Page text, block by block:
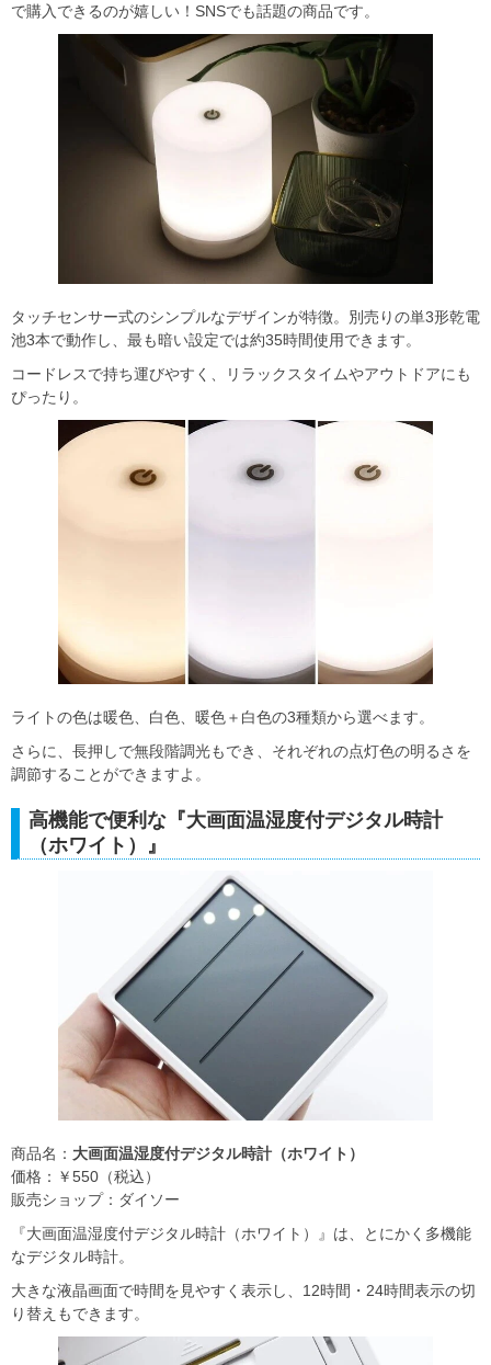
で購入できるのが嬉しい！SNSでも話題の商品です。
タッチセンサー式のシンプルなデザインが特徴。別売りの単3形乾電
池3本で動作し、最も暗い設定では約35時間使用できます。
コードレスで持ち運びやすく、リラックスタイムやアウトドアにも
ぴったり。
​ライトの色は暖色、白色、暖色＋白色の3種類から選べます。
さらに、長押しで無段階調光もでき、それぞれの点灯色の明るさを
調節することができますよ。
高機能で便利な『大画面温湿度付デジタル時計
（ホワイト）』
商品名： 大画面温湿度付デジタル時計（ホワイト）
価格：￥550（税込）
販売ショップ：ダイソー
『大画面温湿度付デジタル時計（ホワイト）』は、とにかく多機能
なデジタル時計。
​大きな液晶画面で時間を見やすく表示し、12時間・24時間表示の切
り替えもできます。